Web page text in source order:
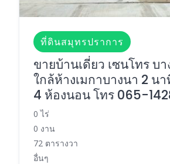
ที่ดินสมุทรปราการ
ขายบ้านเดี่ยว เซนโทร บ
ใกล้ห้างเมกาบางนา 2 น
4 ห้องนอน โทร 065-
0 ไร่
0 งาน
72 ตารางวา
อื่นๆ